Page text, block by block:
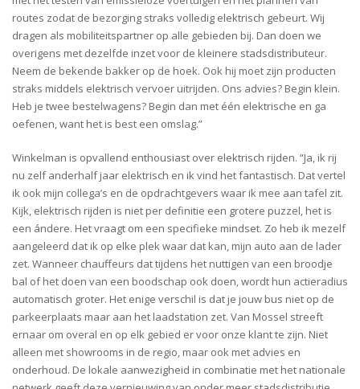
routes zodat de bezorging straks volledig elektrisch gebeurt. Wij
dragen als mobiliteitspartner op alle gebieden bij. Dan doen we
overigens met dezelfde inzet voor de kleinere stadsdistributeur.
Neem de bekende bakker op de hoek. Ook hij moet zijn producten
straks middels elektrisch vervoer uitrijden. Ons advies? Begin klein.
Heb je twee bestelwagens? Begin dan met één elektrische en ga
oefenen, want het is best een omslag.”
Winkelman is opvallend enthousiast over elektrisch rijden. “Ja, ik rij
nu zelf anderhalf jaar elektrisch en ik vind het fantastisch. Dat vertel
ik ook mijn collega’s en de opdrachtgevers waar ik mee aan tafel zit.
Kijk, elektrisch rijden is niet per definitie een grotere puzzel, het is
een ándere. Het vraagt om een specifieke mindset. Zo heb ik mezelf
aangeleerd dat ik op elke plek waar dat kan, mijn auto aan de lader
zet. Wanneer chauffeurs dat tijdens het nuttigen van een broodje
bal of het doen van een boodschap ook doen, wordt hun actieradius
automatisch groter. Het enige verschil is dat je jouw bus niet op de
parkeerplaats maar aan het laadstation zet. Van Mossel streeft
ernaar om overal en op elk gebied er voor onze klant te zijn. Niet
alleen met showrooms in de regio, maar ook met advies en
onderhoud. De lokale aanwezigheid in combinatie met het nationale